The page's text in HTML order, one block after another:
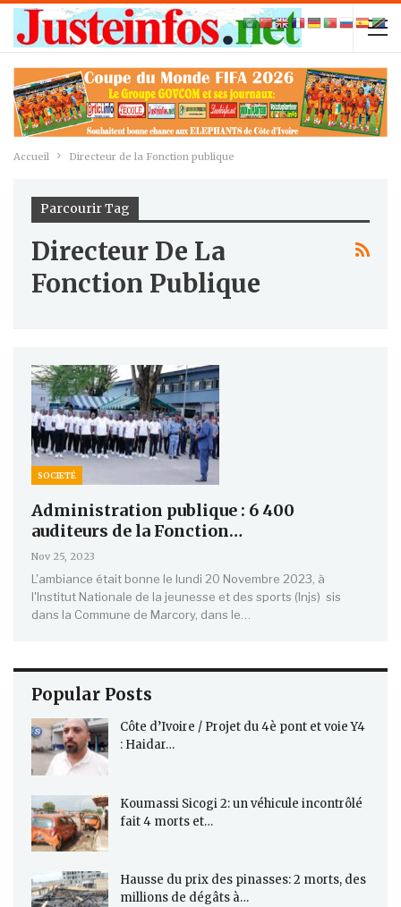
Accueil Directeur de la Fonction publique
Parcourir Tag
Directeur De La
Fonction Publique
SOCIETÉ
Administration publique : 6 400
auditeurs de la Fonction…
Nov 25, 2023
L'ambiance était bonne le lundi 20 Novembre 2023, à
l'Institut Nationale de la jeunesse et des sports (Injs) sis
dans la Commune de Marcory, dans le…
Popular Posts
Côte d’Ivoire / Projet du 4è pont et voie Y4
: Haidar…
Koumassi Sicogi 2: un véhicule incontrôlé
fait 4 morts et…
Hausse du prix des pinasses: 2 morts, des
millions de dégâts à…